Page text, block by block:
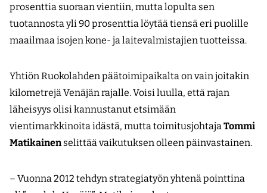
prosenttia suoraan vientiin, mutta lopulta sen
tuotannosta yli 90 prosenttia löytää tiensä eri puolille
maailmaa isojen kone- ja laitevalmistajien tuotteissa.
Yhtiön Ruokolahden päätoimipaikalta on vain joitakin
kilometrejä Venäjän rajalle. Voisi luulla, että rajan
läheisyys olisi kannustanut etsimään
vientimarkkinoita idästä, mutta toimitusjohtajaTommi
Matikainenselittää vaikutuksen olleen päinvastainen.
– Vuonna 2012 tehdyn strategiatyön yhtenä pointtina